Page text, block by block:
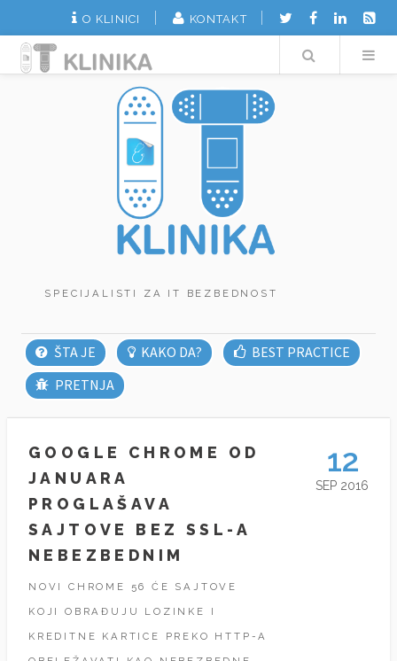
O KLINICI KONTAKT
Search
ŠTA JE KAKO DA?
BEST PRACTICE
PRETNJA
GOOGLE CHROME OD
JANUARA
PROGLAŠAVA
SAJTOVE BEZ SSL-A
NEBEZBEDNIM
NOVI CHROME 56 ĆE SAJTOVE
KOJI OBRAĐUJU LOZINKE I
KREDITNE KARTICE PREKO HTTP-A
12
SEP 2016
SPECIJALISTI ZA IT BEZBEDNOST